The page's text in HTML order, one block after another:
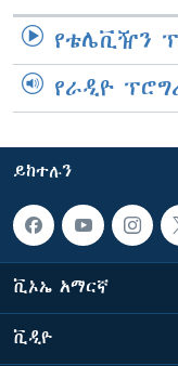
የቴሌቪዥን
የራዲዮ
ይከተሉን
ቪኦኤ አማርኛ
ቪዲዮ